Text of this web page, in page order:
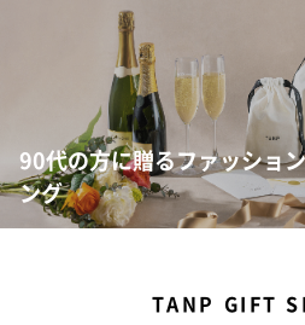
90代の方に贈るファッショ
ング
TANP GIFT